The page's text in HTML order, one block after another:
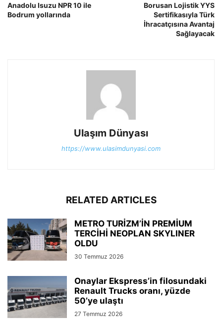
Anadolu Isuzu NPR 10 ile
Bodrum yollarında
Borusan Lojistik YYS
Sertifikasıyla Türk
İhracatçısına Avantaj
Sağlayacak
Ulaşım Dünyası
https://www.ulasimdunyasi.com
RELATED ARTICLES
METRO TURİZM’İN PREMİUM
TERCİHİ NEOPLAN SKYLINER
OLDU
30 Temmuz 2026
Onaylar Ekspress’in filosundaki
Renault Trucks oranı, yüzde
50’ye ulaştı
27 Temmuz 2026